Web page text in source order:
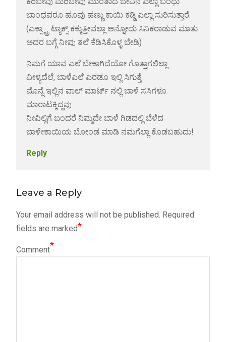
ಬಾಂಧವರೂ ಹೂವು ಹಣ್ಣು ಕಾಯಿ ಕಡ್ಡಿ ಎಲ್ಲಾ ಸುರಿಸುತ್ತಾರೆ.
(ಎಕ್ಸ್ಟ್ರಾ ಟ್ಯಾಕ್ಸ್ ಕಕ್ಕುತ್ತೀವಲ್ಲಾ ಅನ್ನೋದು ಸಿನಿಕರಾಡುವ ಮಾತು
ಅದರ ಬಗ್ಗೆ ನೀವು ತಲೆ ಕೆಡಿಸಿಕೊಳ್ಳ ಬೇಡಿ)
ನಿಮಗೆ ಯಾವ ಎಲೆ ಬೇಕಾಗಿದೆಯೋ ಗೊತ್ತಾಗಲಿಲ್ಲಾ
ವೀಳ್ಯದೆಲೆ, ಬಾಳೆಎಲೆ ಎರಡೂ ಇಲ್ಲಿ ಸಿಗುತ್ತೆ
ಮೊನ್ನೆ ಇಲ್ಲಿನ ವಾಲ್ ಮಾರ್ಟ್ ನಲ್ಲಿ ಬಾಳೆ ಸಸಿಗಳೂ
ಮಾರಾಟಕ್ಕಿದ್ದವು
ನೀವಿಲ್ಲಿಗೆ ಬಂದರೆ ನಿಮ್ಮದೇ ಬಾಳೆ ಗಿಡದಲ್ಲಿ ಬೆಳೆದ
ಬಾಳೇಕಾಯಿಯ ಬೋಂಡ ಮಾಡಿ ನಮಗೆಲ್ಲಾ ಕೊಡಬಹುದು!
Reply
Leave a Reply
Your email address will not be published. Required
fields are marked*
Comment*